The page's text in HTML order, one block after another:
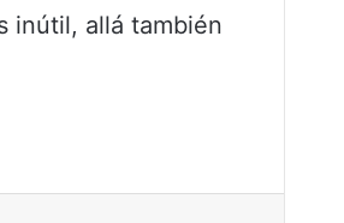
inútil, allá también